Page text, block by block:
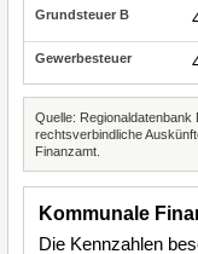
Quelle:
rechtsverbindliche
Finanzamt.
Kommunale
Die Kennzahlen